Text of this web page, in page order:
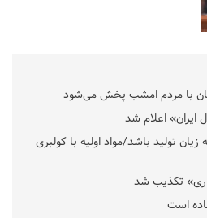
با مردم امشب پخش می‌شود
اعلام شد
تولید باشد/مواد اولیه با کولبری
تکذیب شد
است